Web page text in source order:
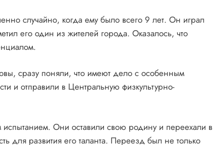
случайно, когда ему было всего 9 лет. Он играл
его один из жителей города. Оказалось, что
сразу поняли, что имеют дело с особенным
и отправили в Центральную физкультурно-
Они оставили свою родину и переехали в
для развития его таланта. Переезд был не только